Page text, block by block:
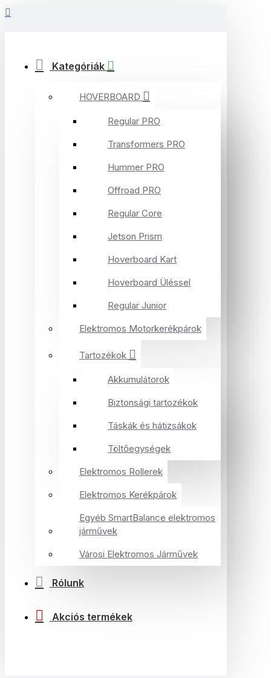
Kategóriák
HOVERBOARD
Regular PRO
Transformers PRO
Hummer PRO
Offroad PRO
Regular Core
Jetson Prism
Hoverboard Kart
Hoverboard Üléssel
Regular Junior
Elektromos Motorkerékpárok
Tartozékok
Akkumulátorok
Biztonsági tartozékok
Táskák és hátizsákok
Töltőegységek
Elektromos Rollerek
Elektromos Kerékpárok
Egyéb SmartBalance elektromos
járművek
Városi Elektromos Járművek
Rólunk
Akciós termékek